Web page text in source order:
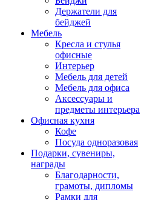
Держатели для
бейджей
Мебель
Кресла и стулья
офисные
Интерьер
Мебель для детей
Мебель для офиса
Аксессуары и
предметы интерьера
Офисная кухня
Кофе
Посуда одноразовая
Подарки, сувениры,
награды
Благодарности,
грамоты, дипломы
Рамки для